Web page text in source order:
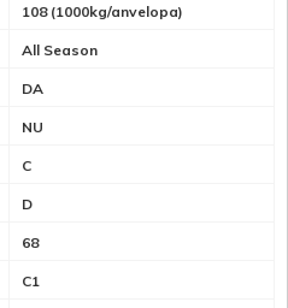
108 (1000kg/anvelopa)
All Season
DA
NU
C
D
68
C1